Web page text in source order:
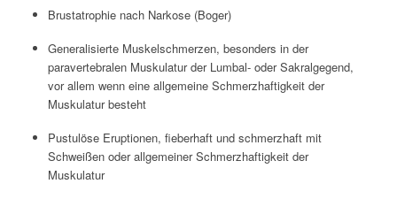
Brustatrophie nach Narkose (Boger)
Generalisierte Muskelschmerzen, besonders in der
paravertebralen Muskulatur der Lumbal- oder Sakralgegend,
vor allem wenn eine allgemeine Schmerzhaftigkeit der
Muskulatur besteht
Pustulöse Eruptionen, fieberhaft und schmerzhaft mit
Schweißen oder allgemeiner Schmerzhaftigkeit der
Muskulatur